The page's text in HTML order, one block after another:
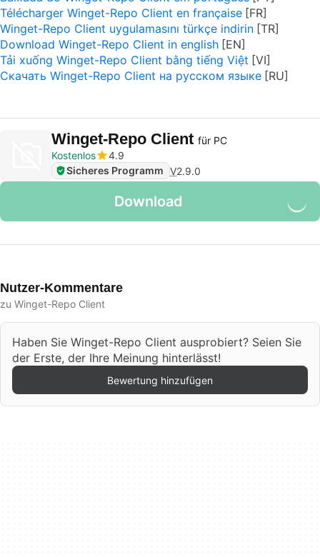
Télécharger Winget-Repo Client en française
Winget-Repo Client uygulamasını türkçe indirin
Download Winget-Repo Client in english
Tải xuống Winget-Repo Client bằng tiếng Việt
Скачать Winget-Repo Client на русском языке
Winget-Repo Client für PC
Kostenlos
4.9
Sicheres Programm V2.9.0
Download
Nutzer-Kommentare
zu Winget-Repo Client
Haben Sie Winget-Repo Client ausprobiert? Seien Sie
der Erste, der Ihre Meinung hinterlässt!
Bewertung hinzufügen